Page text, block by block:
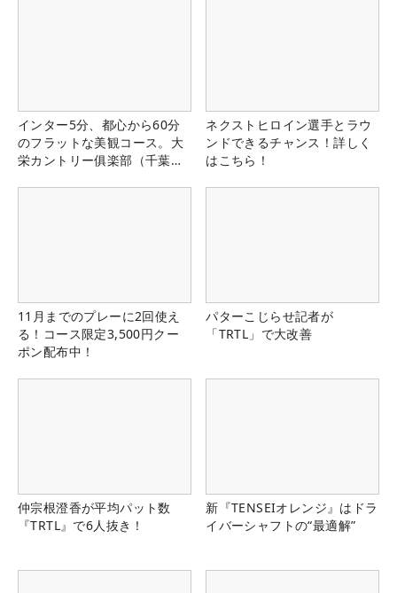
インター5分、都心から60分
のフラットな美観コース。大
栄カントリー俱楽部（千葉
ネクストヒロイン選手とラウ
ンドできるチャンス！詳しく
はこちら！
11月までのプレーに2回使え
る！コース限定3,500円クー
ポン配布中！
パターこじらせ記者が
「TRTL」で大改善
仲宗根澄香が平均パット数
『TRTL』で6人抜き！
新『TENSEIオレンジ』はドラ
イバーシャフトの“最適解”